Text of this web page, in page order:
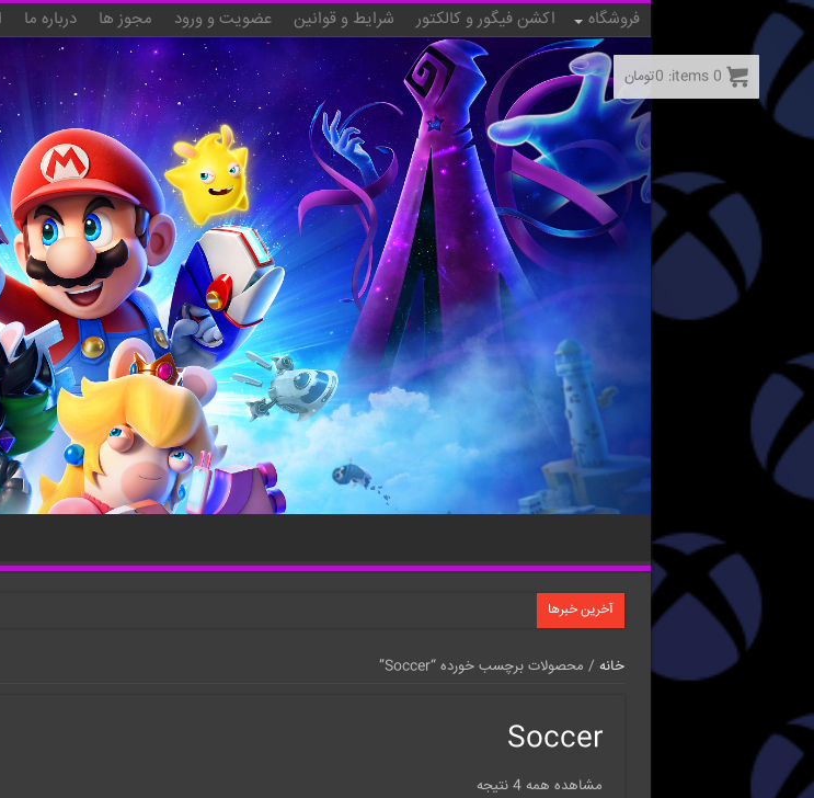
فروشگاه اکشن فیگور و کالکتور شرایط و قوانین عضویت و ورود مجوز ها درباره ما
آخرین خبرها
خانه / محصولات برچسب خورده “Soccer”
Soccer
مشاهده همه 4 نتیجه
0
items:
0تومان